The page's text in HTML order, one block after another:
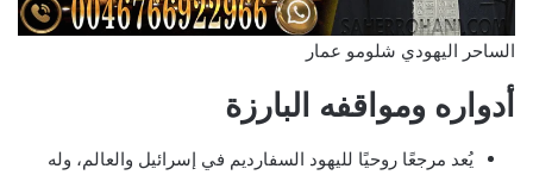
الساحر اليهودي شلومو عمار
أدواره ومواقفه البارزة
يُعد مرجعًا روحيًا لليهود السفارديم في إسرائيل والعالم، وله